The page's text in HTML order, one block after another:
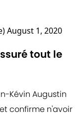
August 1, 2020
tout le
Kévin Augustin
confirme n'avoir